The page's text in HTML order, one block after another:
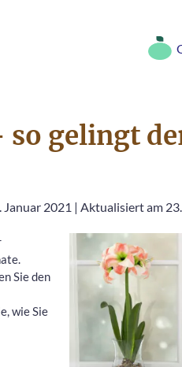
gelingt
2021 | Aktualisiert am
Sie den
wie Sie